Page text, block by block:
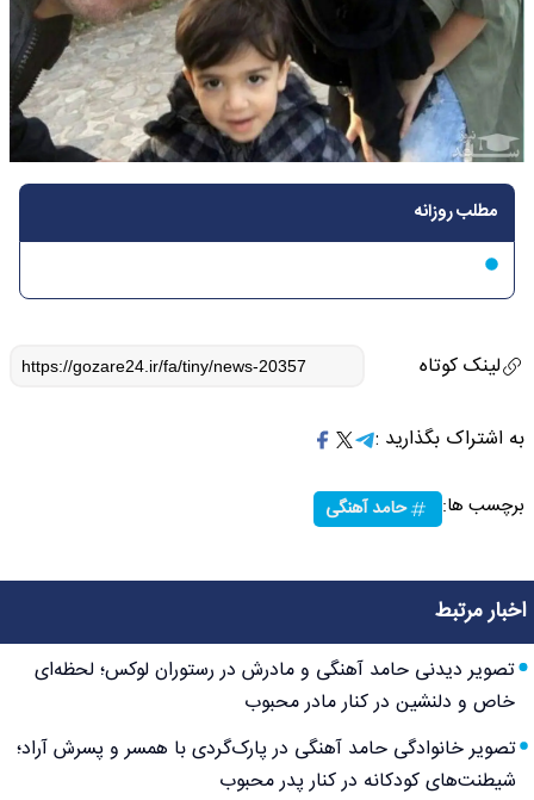
مطلب روزانه
لینک کوتاه
به اشتراک بگذارید :
برچسب ها: حامد آهنگی
اخبار مرتبط
تصویر دیدنی حامد آهنگی و مادرش در رستوران لوکس؛ لحظه‌ای
خاص و دلنشین در کنار مادر محبوب
تصویر خانوادگی حامد آهنگی در پارک‌گردی با همسر و پسرش آراد؛
شیطنت‌های کودکانه در کنار پدر محبوب